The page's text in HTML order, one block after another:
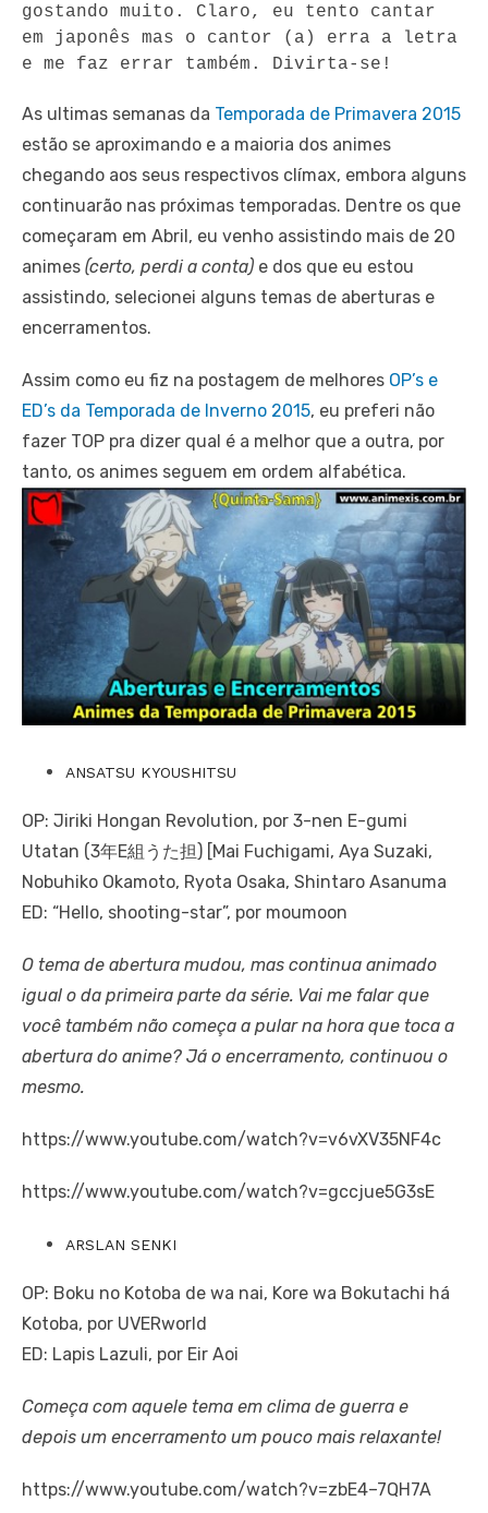
gostando muito. Claro, eu tento cantar
em japonês mas o cantor (a) erra a letra
e me faz errar também. Divirta-se!
As ultimas semanas da Temporada de Primavera 2015
estão se aproximando e a maioria dos animes
chegando aos seus respectivos clímax, embora alguns
continuarão nas próximas temporadas. Dentre os que
começaram em Abril, eu venho assistindo mais de 20
animes (certo, perdi a conta) e dos que eu estou
assistindo, selecionei alguns temas de aberturas e
encerramentos.
Assim como eu fiz na postagem de melhores OP’s e
ED’s da Temporada de Inverno 2015, eu preferi não
fazer TOP pra dizer qual é a melhor que a outra, por
tanto, os animes seguem em ordem alfabética.
ANSATSU KYOUSHITSU
OP: Jiriki Hongan Revolution, por 3-nen E-gumi
Utatan (3年E組うた担) [Mai Fuchigami, Aya Suzaki,
Nobuhiko Okamoto, Ryota Osaka, Shintaro Asanuma
ED: “Hello, shooting-star”, por moumoon
O tema de abertura mudou, mas continua animado
igual o da primeira parte da série. Vai me falar que
você também não começa a pular na hora que toca a
abertura do anime? Já o encerramento, continuou o
mesmo.
https://www.youtube.com/watch?v=v6vXV35NF4c
https://www.youtube.com/watch?v=gccjue5G3sE
ARSLAN SENKI
OP: Boku no Kotoba de wa nai, Kore wa Bokutachi há
Kotoba, por UVERworld
ED: Lapis Lazuli, por Eir Aoi
Começa com aquele tema em clima de guerra e
depois um encerramento um pouco mais relaxante!
https://www.youtube.com/watch?v=zbE4–7QH7A